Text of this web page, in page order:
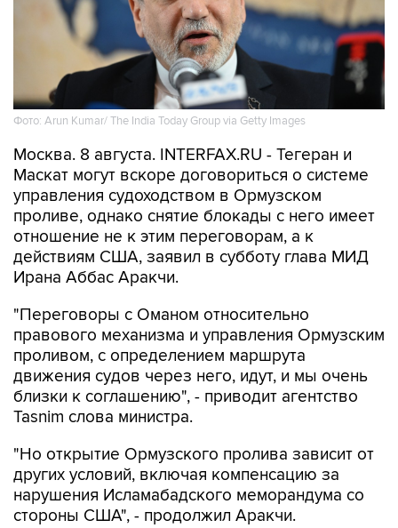
Фото: Arun Kumar/ The India Today Group via Getty Images
Москва. 8 августа. INTERFAX.RU - Тегеран и
Маскат могут вскоре договориться о системе
управления судоходством в Ормузском
проливе, однако снятие блокады с него имеет
отношение не к этим переговорам, а к
действиям США, заявил в субботу глава МИД
Ирана Аббас Аракчи.
"Переговоры с Оманом относительно
правового механизма и управления Ормузским
проливом, с определением маршрута
движения судов через него, идут, и мы очень
близки к соглашению", - приводит агентство
Tasnim слова министра.
"Но открытие Ормузского пролива зависит от
других условий, включая компенсацию за
нарушения Исламабадского меморандума со
стороны США", - продолжил Аракчи.